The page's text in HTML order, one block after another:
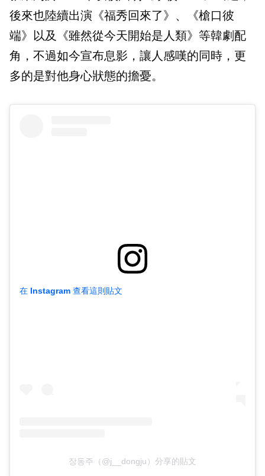
後來也陸續出演《福秀回來了》、《槍口彼
端》以及《雖然從今天開始是人類》等韓劇配
角，不過如今宣布息影，讓人感嘆的同時，更
多的是對他身心狀態的擔憂。
在 Instagram 查看這則貼文
장동주（@j__dongju）分享的貼文